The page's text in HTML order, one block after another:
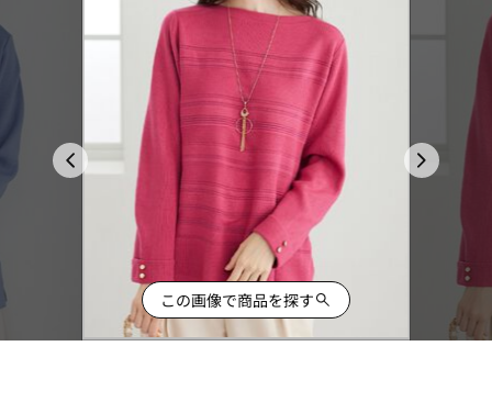
この画像で商品を探す